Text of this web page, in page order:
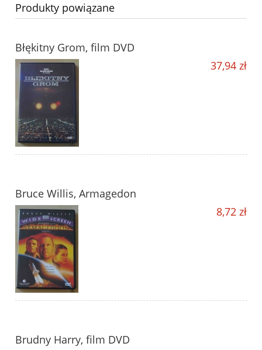
Produkty powiązane
Błękitny Grom, film DVD
37,94 zł
Bruce Willis, Armagedon
8,72 zł
Brudny Harry, film DVD